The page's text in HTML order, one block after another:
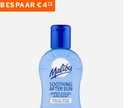
BESPAAR €4 19